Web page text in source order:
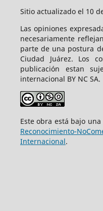
Sitio actualizado el 10
Las opiniones
necesariamente
parte de una postura
Ciudad Juárez. Los
publicación estan
internacional BY NC SA.
Este obra está bajo una
Reconocimiento-
Internacional.